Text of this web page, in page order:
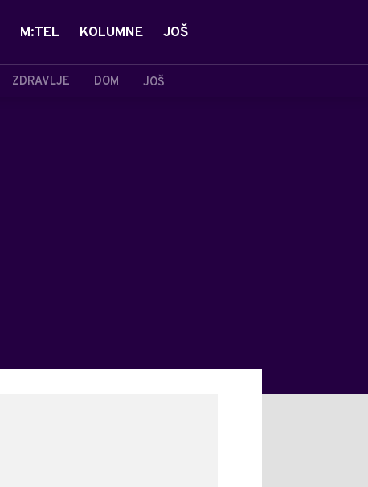
ZDRAVLJE DOM JOŠ
M:TEL KOLUMNE JOŠ